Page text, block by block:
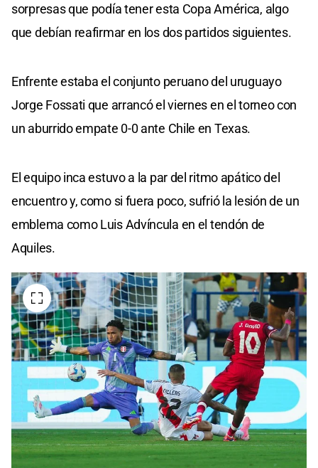
sorpresas que podía tener esta Copa América, algo
que debían reafirmar en los dos partidos siguientes.
Enfrente estaba el conjunto peruano del uruguayo
Jorge Fossati que arrancó el viernes en el torneo con
un aburrido empate 0-0 ante Chile en Texas.
El equipo inca estuvo a la par del ritmo apático del
encuentro y, como si fuera poco, sufrió la lesión de un
emblema como Luis Advíncula en el tendón de
Aquiles.